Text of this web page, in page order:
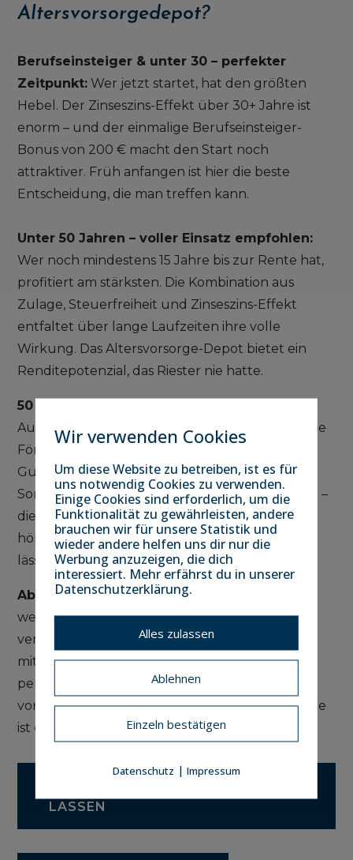
Altersvorsorgedepot?
Berufseinsteiger & unter 30 – perfekter
Zeitpunkt: Wer jetzt startet, hat den größten
Hebel. Der Zinseszins-Effekt über 30+ Jahre ist
enorm – und der einmalige Berufseinsteiger-
Bonus von 200 € macht den Start noch
attraktiver. Früh anfangen ist hier die beste
Entscheidung, die man treffen kann.
Unter 50 Jahren – voller Einsatz empfohlen:
Wer noch mindestens 15 Jahre bis zur Rente hat,
profitiert am stärksten. Die Kombination aus
Zulage, Steuerfreiheit und Zinseszins-Effekt
entfaltet über lange Laufzeiten ihre volle
Wirkung. Das Altersvorsorge-Depot bietet ein
Renditepotenzial, das Riester nie hatte.
50 bis 55 Jahre – Einstieg oft noch sinnvoll:
Auch mit mittlerem Horizont bildet die staatliche
Förderung einen echten
Gutverdiener profitieren zusätzlich über den
Sonderausgabenabzug in der Steuererklärung –
die tatsächliche Förderquote kann dann sogar
höher liegen als die Zulagentabelle vermuten
lässt.
Ab 55 Jahren – sorgfältig abwägen:
weniger als zehn Jahre bis zur Rente hat, sollte
vergleichen: Ein herkömmlicher Fondssparplan
mit 25 % Abgeltungssteuer kann je nach
persönlichem Steuersatz im Rentenalter
vorteilhafter sein. Eine Kombination beider Wege
ist oft die klügste Lösung.
LASSEN
Wir verwenden Cookies
Um diese Website zu betreiben, ist es für
uns notwendig Cookies zu verwenden.
Einige Cookies sind erforderlich, um die
Funktionalität zu gewährleisten, andere
brauchen wir für unsere Statistik und
wieder andere helfen uns dir nur die
Werbung anzuzeigen, die dich
interessiert. Mehr erfährst du in unserer
Datenschutzerklärung.
Alles zulassen
Ablehnen
Einzeln bestätigen
Datenschutz | Impressum